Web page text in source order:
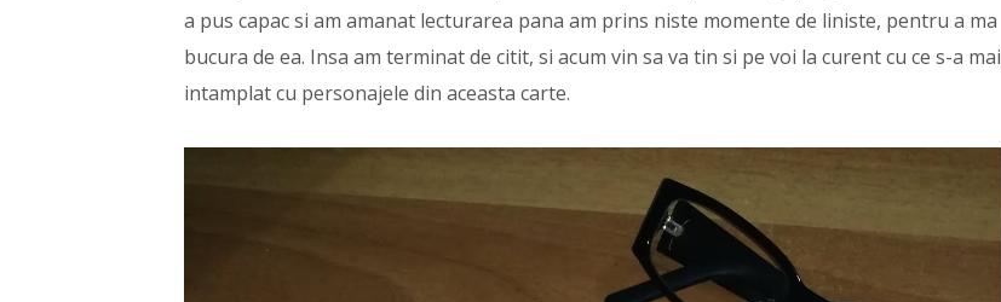
a pus capac si am amanat lecturarea pana am prins niste momente de liniste, pentru a ma
bucura de ea. Insa am terminat de citit, si acum vin sa va tin si pe voi la curent cu ce s-a mai
intamplat cu personajele din aceasta carte.